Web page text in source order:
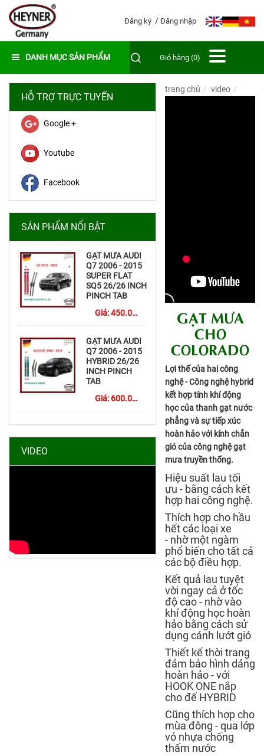
Đăng ký Đăng nhập
DANH MỤC SẢN PHẨM Giỏ hàng (0)
HỖ TRỢ TRỰC TUYẾN
Google +
Youtube
Facebook
SẢN PHẨM NỔI BẬT
GẠT MƯA AUDI
Q7 2006 - 2015
SUPER FLAT
SQ5 26/26 INCH
PINCH TAB
Giá:450.000
GẠT MƯA AUDI
Q7 2006 - 2015
HYBRID 26/26
INCH PINCH
TAB
Giá: 600.000
VIDEO
trang chủ video
GẠT MƯA
CHO
COLORADO
Lợi thế của hai công
nghệ-Công nghệ hybrid
kết hợp tính khí động
học của thanh gạt nước
phẳng và sự tiếp xúc
hoàn hảo với kính chắn
gió của công nghệ gạt
mưa truyền thống.
Hiệu suất lau tối
ưu - bằng cách kết
hợp hai công nghệ.
Thích hợp cho hầu
hết các loại xe
- nhờ một ngàm
phổ biến cho tất cả
các bộ điều hợp.
Kết quả lau tuyệt
vời ngay cả ở tốc
độ cao - nhờ vào
khí động học hoàn
hảo bằng cách sử
dụng cánh lướt gió
Thiết kế thời trang
đảm bảo hình dáng
hoàn hảo -với
HOOK ONE nắp
cho đế HYBRID
Cũng thích hợp cho
mùa đông -qua lớp
vỏ nhựa chống
thấm nước